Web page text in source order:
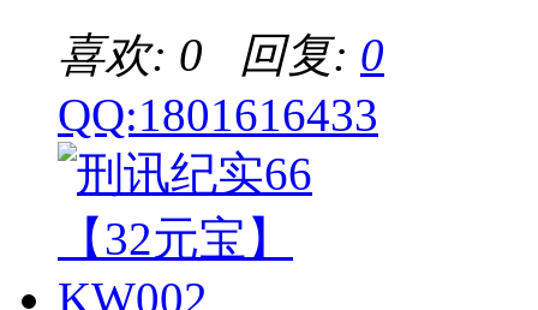
喜欢: 0 回复: 0
QQ:1801616433